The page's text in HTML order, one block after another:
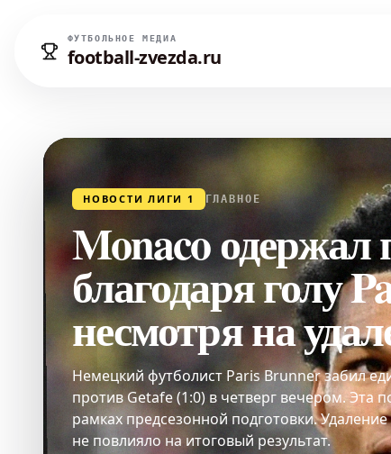
ФУТБОЛЬНОЕ МЕДИА
football-zvezda.ru
НОВОСТИ ЛИГИ 1 ГЛАВНОЕ
Monaco одержал
благодаря голу
несмотря на
Немецкий футболист Paris Brunner забил
против Getafe (1:0) в четверг вечером. Эта
рамках предсезонной подготовки.
не повлияло на итоговый результат.